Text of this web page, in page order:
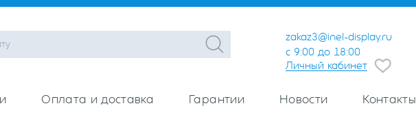
zakaz3@inel-display.ru
с 9:00 до 18:00
Личный кабинет
Оплата и доставка Гарантии Новости Контакты